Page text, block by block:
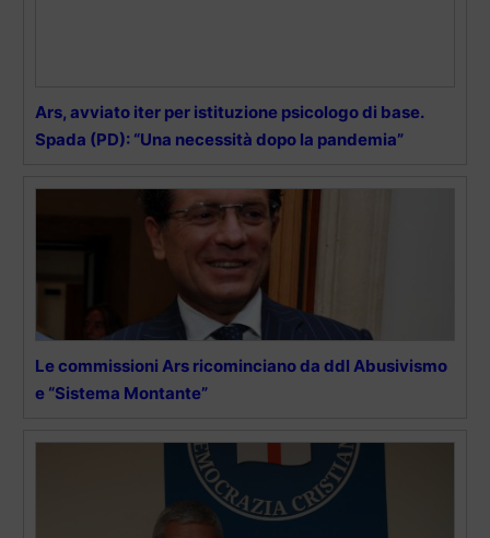
Ars, avviato iter per istituzione psicologo di base.
Spada (PD): “Una necessità dopo la pandemia”
Le commissioni Ars ricominciano da ddl Abusivismo
e “Sistema Montante”